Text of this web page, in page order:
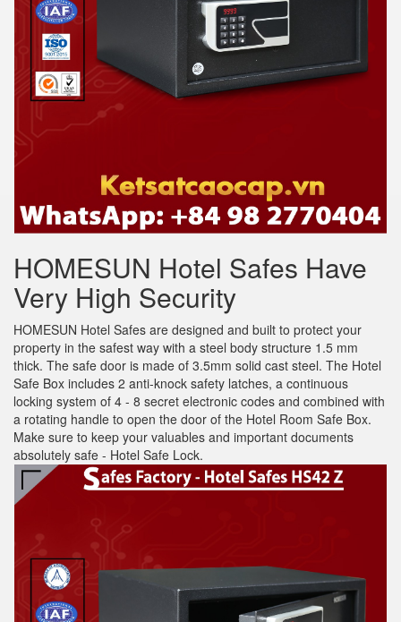
HOMESUN Hotel Safes Have
Very High Security
HOMESUN Hotel Safes are designed and built to protect your
property in the safest way with a steel body structure 1.5 mm
thick. The safe door is made of 3.5mm solid cast steel. The Hotel
Safe Box includes 2 anti-knock safety latches, a continuous
locking system of 4 - 8 secret electronic codes and combined with
a rotating handle to open the door of the Hotel Room Safe Box.
Make sure to keep your valuables and important documents
absolutely safe - Hotel Safe Lock.